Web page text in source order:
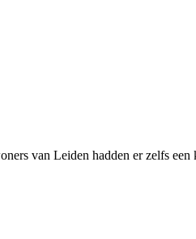
van Leiden hadden er zelfs